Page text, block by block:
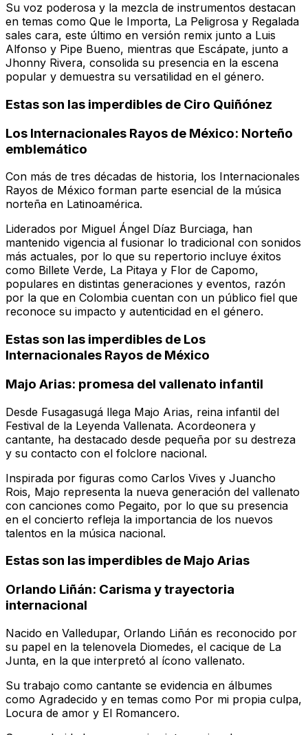
Su voz poderosa y la mezcla de instrumentos destacan
en temas como Que le Importa, La Peligrosa y Regalada
sales cara, este último en versión remix junto a Luis
Alfonso y Pipe Bueno, mientras que Escápate, junto a
Jhonny Rivera, consolida su presencia en la escena
popular y demuestra su versatilidad en el género.
Estas son las imperdibles de Ciro Quiñónez
Los Internacionales Rayos de México: Norteño
emblemático
Con más de tres décadas de historia, los Internacionales
Rayos de México forman parte esencial de la música
norteña en Latinoamérica.
Liderados por Miguel Ángel Díaz Burciaga, han
mantenido vigencia al fusionar lo tradicional con sonidos
más actuales, por lo que su repertorio incluye éxitos
como Billete Verde, La Pitaya y Flor de Capomo,
populares en distintas generaciones y eventos, razón
por la que en Colombia cuentan con un público fiel que
reconoce su impacto y autenticidad en el género.
Estas son las imperdibles de Los
Internacionales Rayos de México
Majo Arias: promesa del vallenato infantil
Desde Fusagasugá llega Majo Arias, reina infantil del
Festival de la Leyenda Vallenata. Acordeonera y
cantante, ha destacado desde pequeña por su destreza
y su contacto con el folclore nacional.
Inspirada por figuras como Carlos Vives y Juancho
Rois, Majo representa la nueva generación del vallenato
con canciones como Pegaito, por lo que su presencia
en el concierto refleja la importancia de los nuevos
talentos en la música nacional.
Estas son las imperdibles de Majo Arias
Orlando Liñán: Carisma y trayectoria
internacional
Nacido en Valledupar, Orlando Liñán es reconocido por
su papel en la telenovela Diomedes, el cacique de La
Junta, en la que interpretó al ícono vallenato.
Su trabajo como cantante se evidencia en álbumes
como Agradecido y en temas como Por mi propia culpa,
Locura de amor y El Romancero.